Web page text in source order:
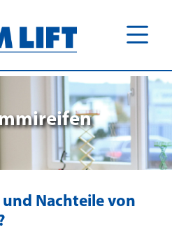
und Nachteile von